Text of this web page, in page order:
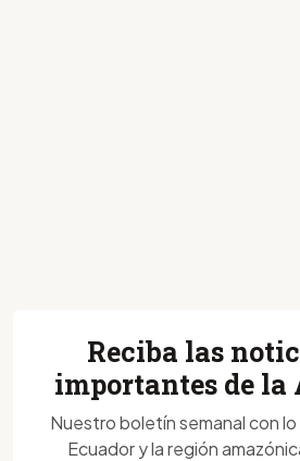
Reciba las
importantes de la
Nuestro boletín semanal con
Ecuador y la región